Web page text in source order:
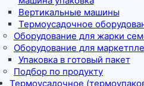
Вертикальные машины
Термоусадочное
Оборудование для жарки
Оборудование для
Упаковка в готовый пакет
Подбор по продукту
Термоусадочное